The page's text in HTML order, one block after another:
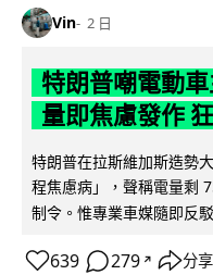
Vin 2 日
特朗普嘲電動
量即焦慮發作
特朗普在拉斯維加斯造勢
程焦慮病」，聲稱電量剩
制令。惟專業車媒隨即反
639 279 ↗ 分享